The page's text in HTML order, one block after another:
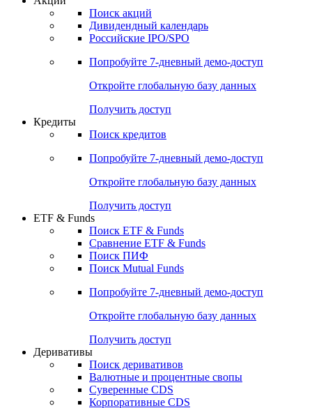
Откройте глобальную базу данных
Получить доступ
Поиск акций
Российские IPO/SPO
Попробуйте7-дневный
Откройте глобальную базу данных
Получить доступ
Поиск кредитов
Попробуйте7-дневный
Откройте глобальную базу данных
Получить доступ
ETF & Funds
Сравнение ETF & Funds
Поиск Mutual Funds
Попробуйте7-дневный
Откройте глобальную базу данных
Получить доступ
Деривативы